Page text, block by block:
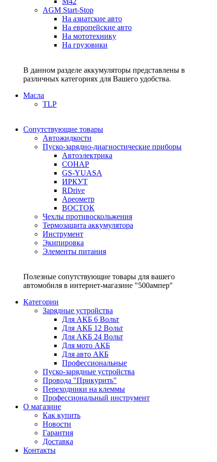
AGM Start-Stop
На азиатские авто
На европейские авто
На мототехнику
На грузовики
В данном разделе аккумуляторы представлены в
различных категориях для Вашего удобства.
Масла
TLP
Сопутствующие товары
Автожидкости
Пуско-зарядно-диагностические приборы
Автоэлектрика
СОНАР
GS-YUASA
ИРКУТ
RDrive
Ареометр
ВОСТОК
Чехлы противоскольжения
Термозащита аккумулятора
Инструмент
Экипировка
Элементы питания
Полезные сопутствующие товары для вашего
автомобиля в интернет-магазине "500ампер"
Категории
Зарядные устройства
Для АКБ 6 Вольт
Для АКБ 12 Вольт
Для АКБ 24 Вольт
Для мото АКБ
Для авто АКБ
Профессиональные
Пуско-зарядные устройства
Провода "Прикурить"
Переходники на клеммы
Профессиональный инструмент
О магазине
Как купить
Новости
Гарантия
Доставка
Контакты